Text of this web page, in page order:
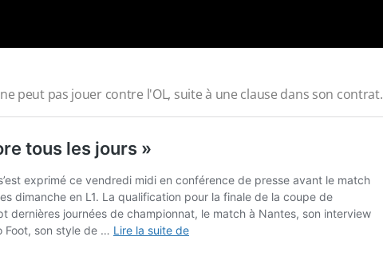
ne peut pas jouer contre l'OL, suite à une clause dans son contrat.